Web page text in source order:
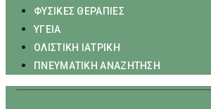
ΦΥΣΙΚΕΣ ΘΕΡΑΠΙΕΣ
ΥΓΕΙΑ
ΟΛΙΣΤΙΚΗ ΙΑΤΡΙΚΗ
ΠΝΕΥΜΑΤΙΚΗ ΑΝΑΖΗΤΗΣΗ